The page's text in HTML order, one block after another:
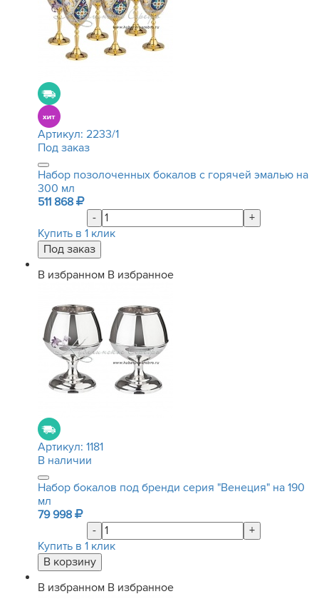
Артикул: 2233/1
Под заказ
Набор позолоченных бокалов с горячей эмалью на
300 мл
511 868
-
+
Купить в 1 клик
В избранном В избранное
Артикул: 1181
В наличии
Набор бокалов под бренди серия "Венеция" на 190
мл
79 998
-
+
Купить в 1 клик
В избранном В избранное